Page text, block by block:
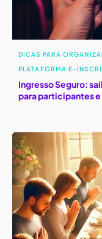
DICAS PARA
PLATAFORMA E-
Ingresso Seguro:
para participantes